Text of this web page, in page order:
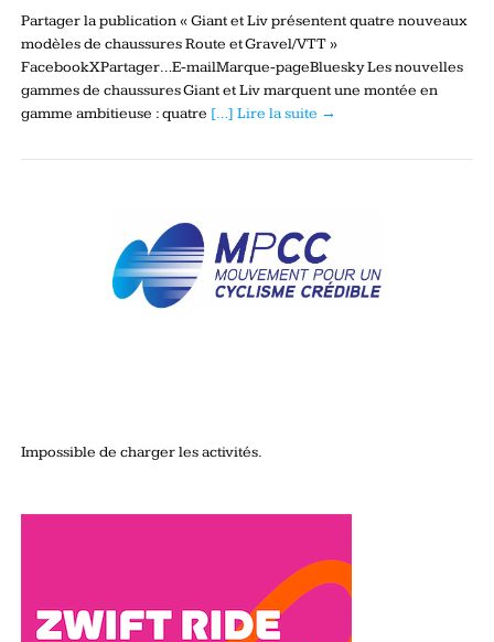
Partager la publication « Giant et Liv présentent quatre nouveaux
modèles de chaussures Route et Gravel/VTT »
FacebookXPartager…E-mailMarque-pageBluesky Les nouvelles
gammes de chaussures Giant et Liv marquent une montée en
gamme ambitieuse : quatre […] Lire la suite →
Impossible de charger les activités.